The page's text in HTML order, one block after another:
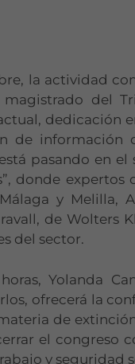
la actividad
magistrado del
dedicación
información
pasando en
donde
y Melilla,
de Wolters
del sector.
Yolanda
ofrecerá la
de
el congreso
y seguridad